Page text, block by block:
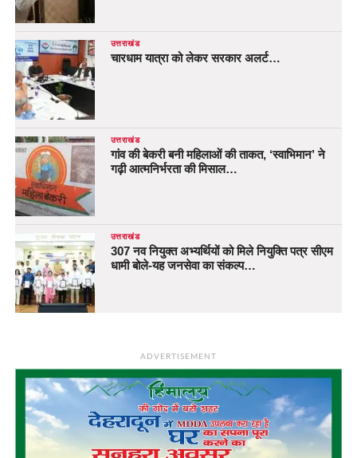
उत्तराखंड
चारधाम यात्रा को लेकर सरकार अलर्ट…
उत्तराखंड
गांव की बेकरी बनी महिलाओं की ताकत, ‘स्वाभिमान’ ने
गढ़ी आत्मनिर्भरता की मिसाल…
उत्तराखंड
307 नव नियुक्त अभ्यर्थियों को मिले नियुक्ति पत्र सीएम
धामी बोले-यह जनसेवा का संकल्प…
ADVERTISEMENT